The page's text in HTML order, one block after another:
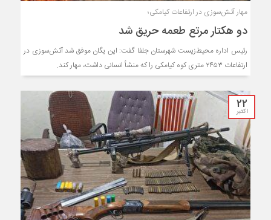
مهار آتش‌سوزی در ارتفاعات کیامکی؛
دو هکتار مرتع طعمه حریق شد
رئیس اداره محیط‌زیست شهرستان جلفا گفت: این یگان موفق شد آتش‌سوزی در
ارتفاعات ۲۴۵۳ متری کوه کیامکی را که منشأ انسانی داشت، مهار کند.
22
اکتبر